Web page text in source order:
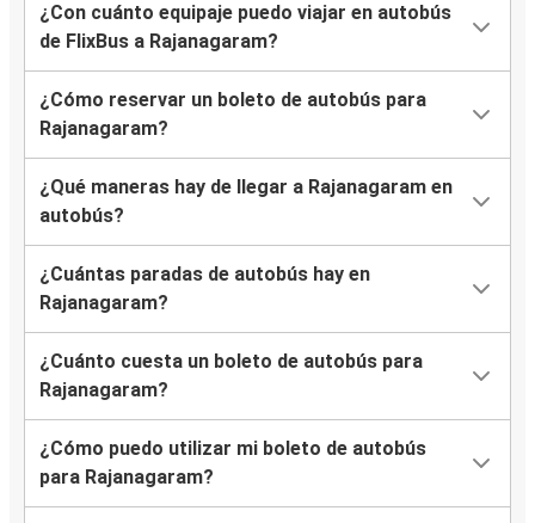
¿Con cuánto equipaje puedo viajar en autobús
de FlixBus a Rajanagaram?
¿Cómo reservar un boleto de autobús para
Rajanagaram?
¿Qué maneras hay de llegar a Rajanagaram en
autobús?
¿Cuántas paradas de autobús hay en
Rajanagaram?
¿Cuánto cuesta un boleto de autobús para
Rajanagaram?
¿Cómo puedo utilizar mi boleto de autobús
para Rajanagaram?